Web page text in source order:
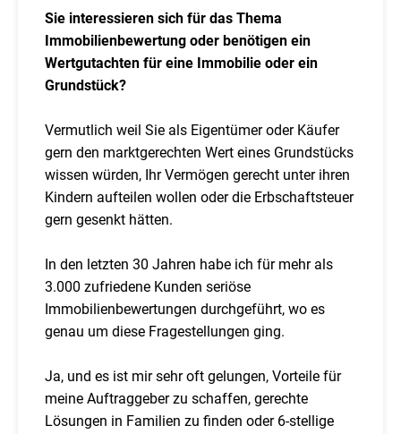
Sie interessieren sich für das Thema
Immobilienbewertung oder benötigen ein
Wertgutachten für eine Immobilie oder ein
Grundstück?
Vermutlich weil Sie als Eigentümer oder Käufer
gern den marktgerechten Wert eines Grundstücks
wissen würden, Ihr Vermögen gerecht unter ihren
Kindern aufteilen wollen oder die Erbschaftsteuer
gern gesenkt hätten.
In den letzten 30 Jahren habe ich für mehr als
3.000 zufriedene Kunden seriöse
Immobilienbewertungen durchgeführt, wo es
genau um diese Fragestellungen ging.
Ja, und es ist mir sehr oft gelungen, Vorteile für
meine Auftraggeber zu schaffen, gerechte
Lösungen in Familien zu finden oder 6-stellige